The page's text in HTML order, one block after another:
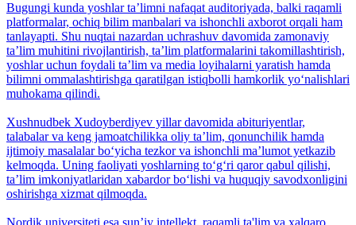
Bugungi kunda yoshlar taʼlimni nafaqat auditoriyada, balki raqamli
platformalar, ochiq bilim manbalari va ishonchli axborot orqali ham
tanlayapti. Shu nuqtai nazardan uchrashuv davomida zamonaviy
taʼlim muhitini rivojlantirish, taʼlim platformalarini takomillashtirish,
yoshlar uchun foydali taʼlim va media loyihalarni yaratish hamda
bilimni ommalashtirishga qaratilgan istiqbolli hamkorlik yo‘nalishlari
muhokama qilindi.
Xushnudbek Xudoyberdiyev yillar davomida abituriyentlar,
talabalar va keng jamoatchilikka oliy taʼlim, qonunchilik hamda
ijtimoiy masalalar bo‘yicha tezkor va ishonchli maʼlumot yetkazib
kelmoqda. Uning faoliyati yoshlarning to‘g‘ri qaror qabul qilishi,
taʼlim imkoniyatlaridan xabardor bo‘lishi va huquqiy savodxonligini
oshirishga xizmat qilmoqda.
Nordik universiteti esa sunʼiy intellekt, raqamli ta'lim va xalqaro